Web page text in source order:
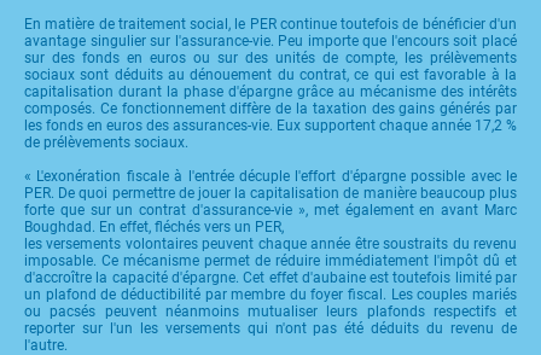
En matière de traitement social, le PER continue toutefois de bénéficier d'un
avantage singulier sur l'assurance-vie. Peu importe que l'encours soit placé
sur des fonds en euros ou sur des unités de compte, les prélèvements
sociaux sont déduits au dénouement du contrat, ce qui est favorable à la
capitalisation durant la phase d'épargne grâce au mécanisme des intérêts
composés. Ce fonctionnement diffère de la taxation des gains générés par
les fonds en euros des assurances-vie. Eux supportent chaque année 17,2 %
de prélèvements sociaux.
« L'exonération fiscale à l'entrée décuple l'effort d'épargne possible avec le
PER. De quoi permettre de jouer la capitalisation de manière beaucoup plus
forte que sur un contrat d'assurance-vie », met également en avant Marc
Boughdad. En effet, fléchés vers un PER,
les versements volontaires peuvent chaque année être soustraits du revenu
imposable. Ce mécanisme permet de réduire immédiatement l'impôt dû et
d'accroître la capacité d'épargne. Cet effet d'aubaine est toutefois limité par
un plafond de déductibilité par membre du foyer fiscal. Les couples mariés
ou pacsés peuvent néanmoins mutualiser leurs plafonds respectifs et
reporter sur l'un les versements qui n'ont pas été déduits du revenu de
l'autre.